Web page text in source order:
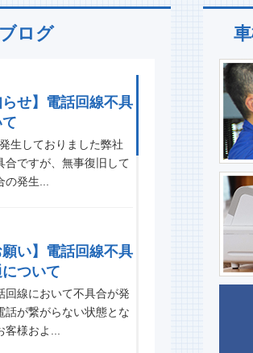
ログ
らせ】電話回線不具
生しておりました弊社
合ですが、無事復旧して
発生...
願い】電話回線不具
ついて
回線において不具合が発
話が繋がらない状態とな
様およ...